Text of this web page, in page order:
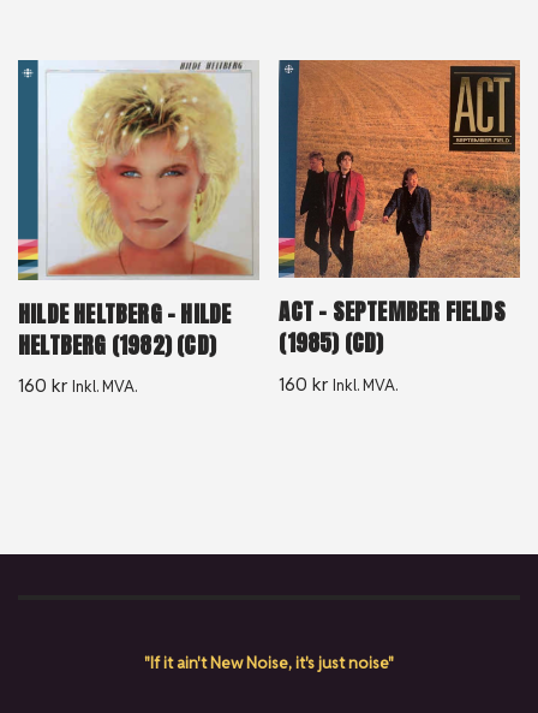
HILDE HELTBERG – HILDE
HELTBERG (1982) (CD)
160 kr Inkl. MVA.
ACT – SEPTEMBER FIELDS
(1985) (CD)
160kr Inkl. MVA.
"If it ain't New Noise, it's just noise"